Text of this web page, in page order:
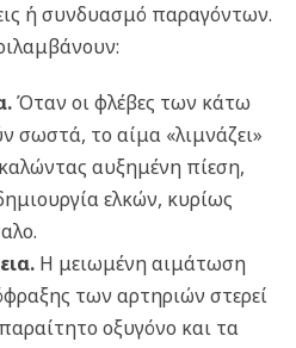
ή συνδυασμό παραγόντων.
Όταν οι φλέβες των κάτω
σωστά, το αίμα «λιμνάζει»
αυξημένη πίεση,
ελκών, κυρίως
Η μειωμένη αιμάτωση
των αρτηριών στερεί
οξυγόνο και τα